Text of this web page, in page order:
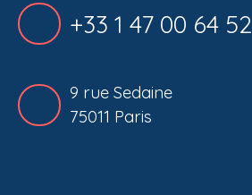
+33 1 47 00 64 52
9 rue Sedaine
75011 Paris